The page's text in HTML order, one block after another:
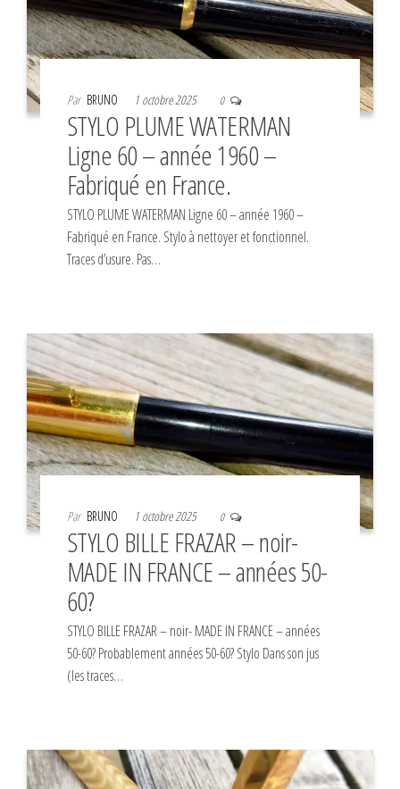
Par BRUNO 1 octobre 2025 0
STYLO PLUME WATERMAN
Ligne 60 – année 1960 –
Fabriqué en France.
STYLO PLUME WATERMAN Ligne 60 – année 1960 –
Fabriqué en France. Stylo à nettoyer et fonctionnel.
Traces d’usure. Pas…
Par BRUNO 1 octobre 2025 0
STYLO BILLE FRAZAR – noir-
MADE IN FRANCE – années 50-
60?
STYLO BILLE FRAZAR – noir- MADE IN FRANCE – années
50-60? Probablement années 50-60? Stylo Dans son jus
(les traces…